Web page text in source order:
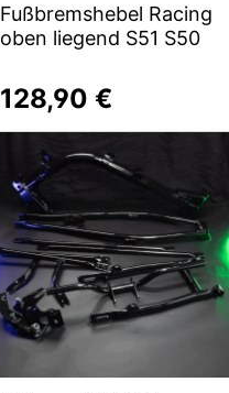
Fußbremshebel Racing
oben liegend S51 S50
128,90 €